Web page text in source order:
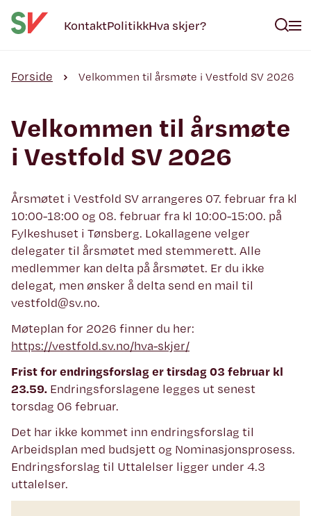
KontaktPolitikkHva skjer?
Forside Velkommen til årsmøte i Vestfold SV 2026
Velkommen til årsmøte
i Vestfold SV 2026
Årsmøtet i Vestfold SV arrangeres 07. februar fra kl
10:00-18:00 og 08. februar fra kl 10:00-15:00. på
Fylkeshuset i Tønsberg. Lokallagene velger
delegater til årsmøtet med stemmerett. Alle
medlemmer kan delta på årsmøtet. Er du ikke
delegat, men ønsker å delta send en mail til
vestfold@sv.no.
Møteplan for 2026 finner du her:
https://vestfold.sv.no/hva-skjer/
Frist for endringsforslag er tirsdag 03 februar kl
23.59. Endringsforslagene legges ut senest
torsdag 06 februar.
Det har ikke kommet inn endringsforslag til
Arbeidsplan med budsjett og Nominasjonsprosess.
Endringsforslag til Uttalelser ligger under 4.3
uttalelser.